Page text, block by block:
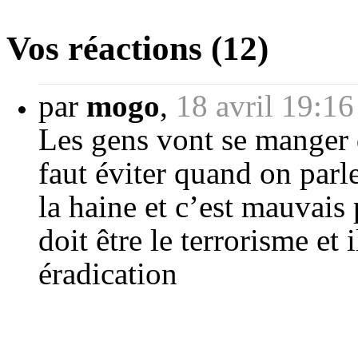
Vos réactions (12)
par mogo, 18 avril 19:16
Les gens vont se
faut éviter quand on
la haine et c’est
doit être le terrorisme et
éradication